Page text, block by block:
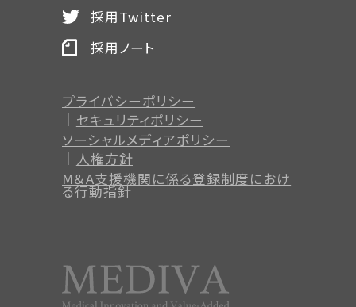
プライバシーポリシー
セキュリティポリシー
ソーシャルメディアポリシー
人権方針
M＆A支援機関に係る登録制度におけ
る行動指針
採用Twitter
採用ノート